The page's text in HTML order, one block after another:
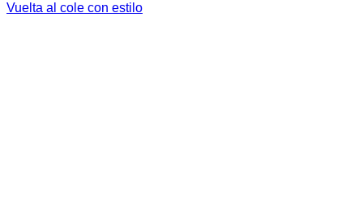
Vuelta al cole con estilo